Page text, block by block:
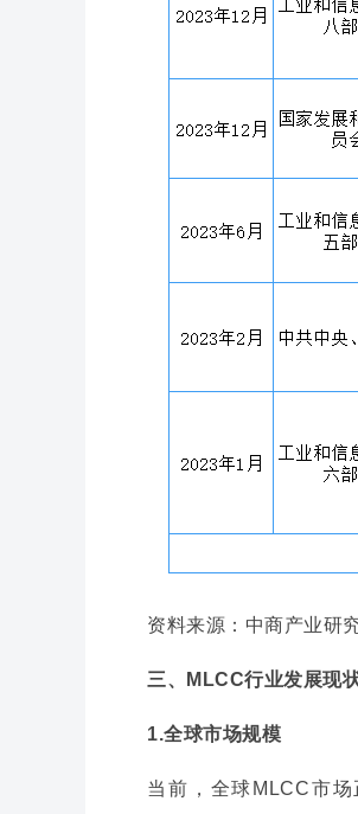
资料来源：中商产业研
三、MLCC行业发展现
1.全球市场规模
当前，全球MLCC市